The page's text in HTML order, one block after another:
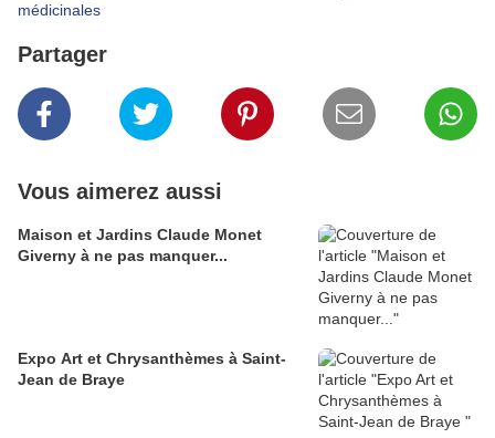
médicinales
Partager
Vous aimerez aussi
Maison et Jardins Claude Monet
Giverny à ne pas manquer...
Expo Art et Chrysanthèmes à Saint-
Jean de Braye